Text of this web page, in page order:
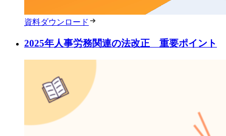
資料ダウンロード
2025年人事労務関連の法改正 重要ポイント